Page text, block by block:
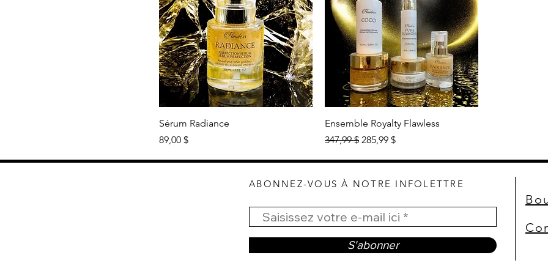
Sérum Radiance
Prix
89,00 $
Ensemble Royalty Flawless
Prix original
347,99 $ Prix promotionnel
285,99 $
ABONNEZ-VOUS À NOTRE INFOLETTRE
S'abonner